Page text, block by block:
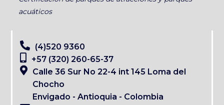
acuáticos
(4)520 9360
+57 (320) 260-65-37
Calle 36 Sur No 22-4 int 145 Loma del
Chocho
Envigado - Antioquia - Colombia